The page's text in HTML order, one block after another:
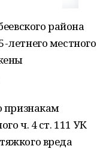
района
местного
признакам
ч. 4 ст. 111 УК
вреда